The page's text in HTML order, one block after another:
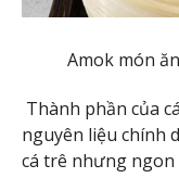
Amok món
Thành phần của
nguyên liệu chính
cá trê nhưng ngon